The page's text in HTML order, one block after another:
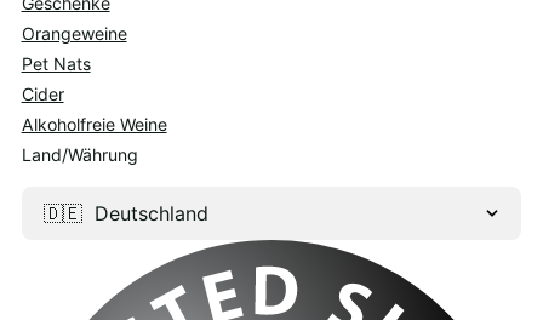
Orangeweine
Pet Nats
Cider
Alkoholfreie Weine
Land/Währung